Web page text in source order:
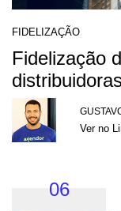
FIDELIZAÇÃO
Fidelização
Ver no
06